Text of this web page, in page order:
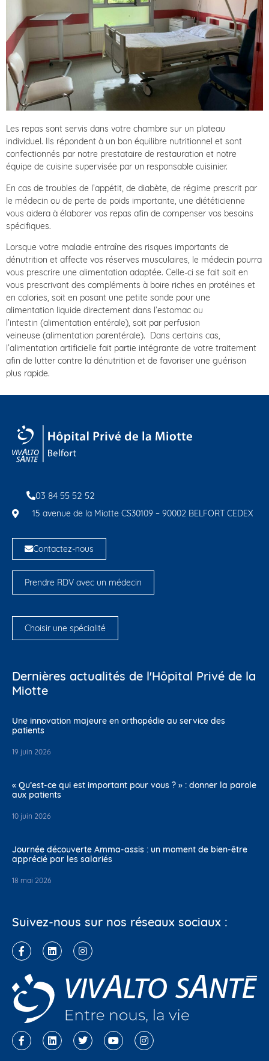
Les repas sont servis dans votre chambre sur un plateau
individuel. Ils répondent à un bon équilibre nutritionnel et sont
confectionnés par notre prestataire de restauration et notre
équipe de cuisine supervisée par un responsable cuisinier.
En cas de troubles de l’appétit, de diabète, de régime prescrit par
le médecin ou de perte de poids importante, une diététicienne
vous aidera à élaborer vos repas afin de compenser vos besoins
spécifiques.
Lorsque votre maladie entraîne des risques importants de
dénutrition et affecte vos réserves musculaires, le médecin pourra
vous prescrire une alimentation adaptée. Celle-ci se fait soit en
vous prescrivant des compléments à boire riches en protéines et
en calories, soit en posant une petite sonde pour une
alimentation liquide directement dans l’estomac ou
l’intestin (alimentation entérale), soit par perfusion
veineuse (alimentation parentérale). Dans certains cas,
l’alimentation artificielle fait partie intégrante de votre traitement
afin de lutter contre la dénutrition et de favoriser une guérison
plus rapide.
03 84 55 52 52
15 avenue de la Miotte CS30109 – 90002 BELFORT CEDEX
Contactez-nous
Prendre RDV avec un médecin
Choisir une spécialité
Dernières actualités de l'Hôpital Privé de la
Miotte
Une innovation majeure en orthopédie au service des
patients
19 juin 2026
« Qu’est-ce qui est important pour vous ? » : donner la parole
aux patients
10 juin 2026
Journée découverte Amma-assis : un moment de bien-être
apprécié par les salariés
18 mai 2026
Suivez-nous sur nos réseaux sociaux :